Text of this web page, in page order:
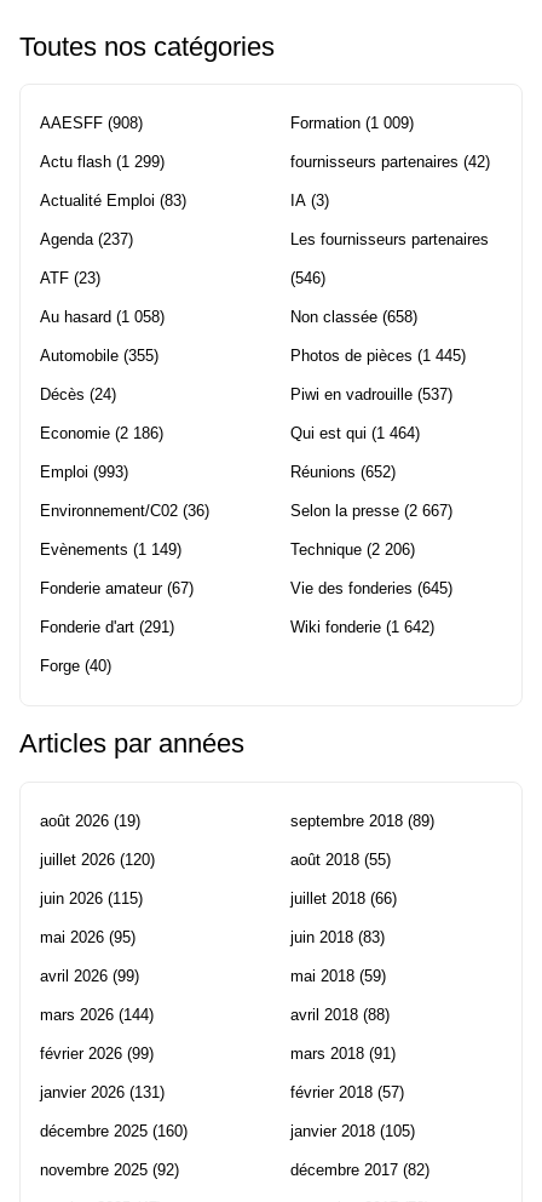
Toutes nos catégories
AAESFF (908)
Actu flash (1 299)
Actualité Emploi (83)
Agenda(237)
ATF (23)
Au hasard (1 058)
Automobile (355)
Décès (24)
Economie (2 186)
Emploi (993)
Environnement/C02 (36)
Evènements (1 149)
Fonderie amateur(67)
Fonderie d'art (291)
Forge (40)
Formation (1 009)
fournisseurs partenaires (42)
IA (3)
Les fournisseurs partenaires
(546)
Non classée (658)
Photos de pièces (1 445)
Piwi en vadrouille (537)
Qui est qui (1 464)
Réunions (652)
Selon la presse (2 667)
Technique (2 206)
Vie des fonderies (645)
Wiki fonderie (1 642)
Articles par années
août 2026 (19)
juillet 2026 (120)
juin 2026 (115)
mai 2026 (95)
avril 2026 (99)
mars 2026 (144)
février 2026 (99)
janvier 2026 (131)
décembre 2025 (160)
novembre 2025 (92)
septembre 2018 (89)
août 2018 (55)
juillet 2018 (66)
juin 2018 (83)
mai 2018 (59)
avril 2018 (88)
mars 2018 (91)
février 2018 (57)
janvier 2018 (105)
décembre 2017 (82)